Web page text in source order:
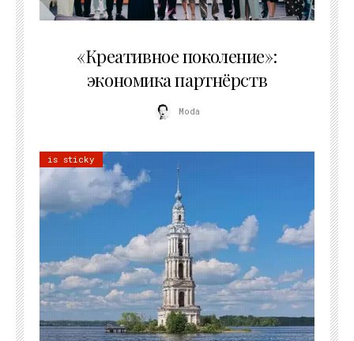
«Креативное поколение»:
экономика партнёрств
Moda
is sticky